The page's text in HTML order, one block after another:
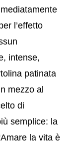
l’effetto
intense,
patinata
mezzo al
di
semplice: la
la vita è